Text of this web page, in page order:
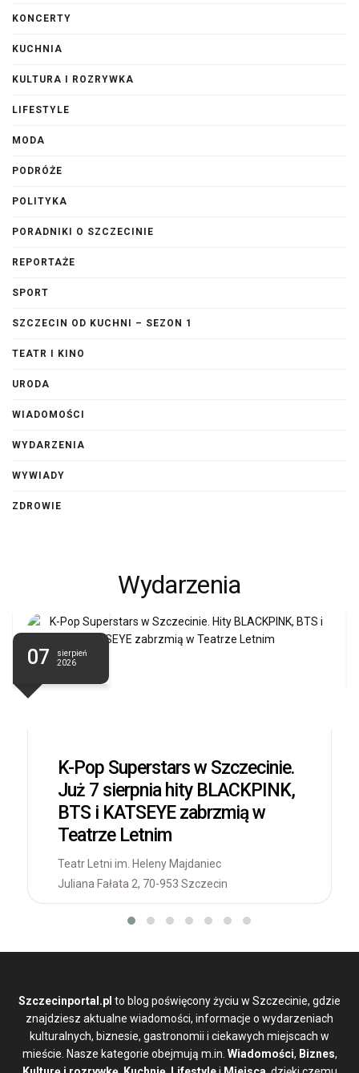
KONCERTY
KUCHNIA
KULTURA I ROZRYWKA
LIFESTYLE
MODA
PODRÓŻE
POLITYKA
PORADNIKI O SZCZECINIE
REPORTAŻE
SPORT
SZCZECIN OD KUCHNI – SEZON 1
TEATR I KINO
URODA
WIADOMOŚCI
WYDARZENIA
WYWIADY
ZDROWIE
Wydarzenia
07
sierpień
2026
K-Pop Superstars w Szczecinie.
Już 7 sierpnia hity BLACKPINK,
BTS i KATSEYE zabrzmią w
Teatrze Letnim
Teatr Letni im. Heleny Majdaniec
Juliana Fałata 2, 70-953 Szczecin
Szczecinportal.pl to blog poświęcony życiu w Szczecinie, gdzie
znajdziesz aktualne wiadomości, informacje o wydarzeniach
kulturalnych, biznesie, gastronomii i ciekawych miejscach w
mieście. Nasze kategorie obejmują m.in. Wiadomości, Biznes,